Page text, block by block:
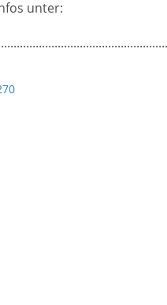
unter: